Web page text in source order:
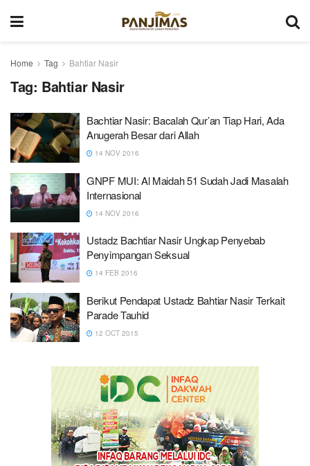
Home Tag Bahtiar Nasir
Tag: Bahtiar Nasir
Bachtiar Nasir: Bacalah Qur’an Tiap Hari, Ada
Anugerah Besar dari Allah
14 NOV 2016
GNPF MUI: Al Maidah 51 Sudah Jadi Masalah
Internasional
14 NOV 2016
Ustadz Bachtiar Nasir Ungkap Penyebab
Penyimpangan Seksual
14 FEB 2016
Berikut Pendapat Ustadz Bahtiar Nasir Terkait
Parade Tauhid
12 OCT 2015